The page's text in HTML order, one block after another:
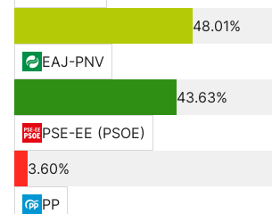
48.01%
EAJ-PNV
43.63%
PSE-EE (PSOE)
3.60%
PP